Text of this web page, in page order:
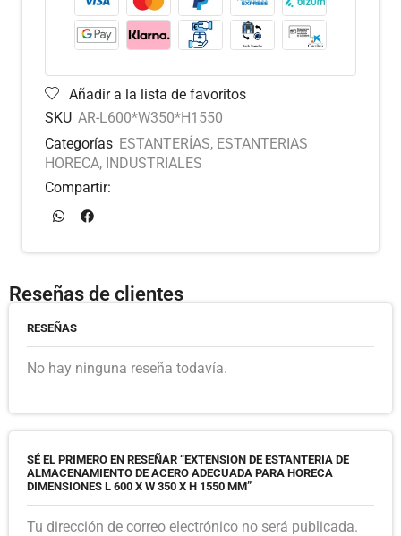
Añadir a la lista de favoritos
SKU AR-L600*W350*H1550
Categorías ESTANTERÍAS, ESTANTERIAS
HORECA, INDUSTRIALES
Compartir:
Reseñas de clientes
RESEÑAS
No hay ninguna reseña todavía.
SÉ EL PRIMERO EN RESEÑAR “EXTENSION DE ESTANTERIA DE
ALMACENAMIENTO DE ACERO ADECUADA PARA HORECA
DIMENSIONES L 600 X W 350 X H 1550 MM”
Tu dirección de correo electrónico no será publicada.